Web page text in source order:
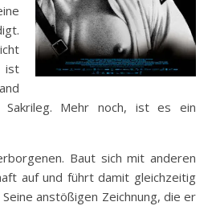
Mehr noch, ist es ein
Baut sich mit anderen
auf und führt damit gleichzeitig
Seine anstößigen Zeichnung, die er